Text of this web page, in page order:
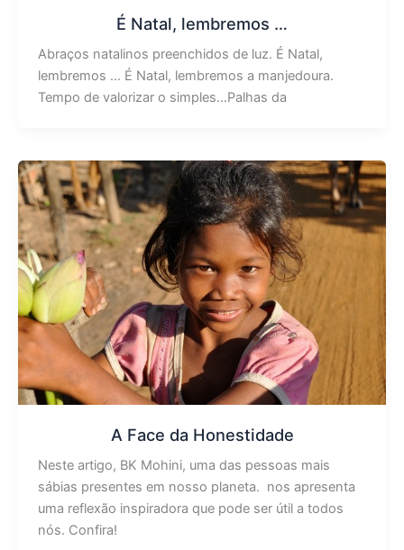
É Natal, lembremos …
Abraços natalinos preenchidos de luz. É Natal,
lembremos … É Natal, lembremos a manjedoura.
Tempo de valorizar o simples…Palhas da
A Face da Honestidade
Neste artigo, BK Mohini, uma das pessoas mais
sábias presentes em nosso planeta. nos apresenta
uma reflexão inspiradora que pode ser útil a todos
nós. Confira!